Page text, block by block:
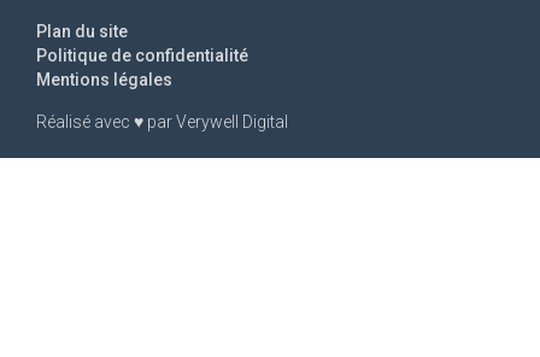
Réalisé avec ♥ parVerywell Digital
Mentions légales
Politique de confidentialité
Plan du site